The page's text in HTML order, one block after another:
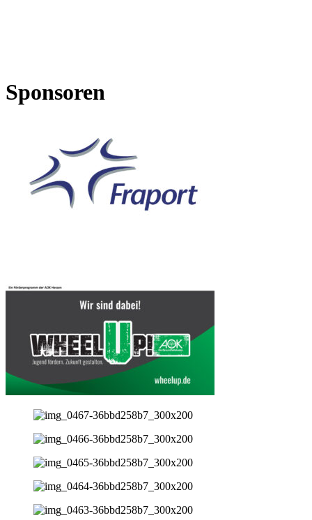
Sponsoren